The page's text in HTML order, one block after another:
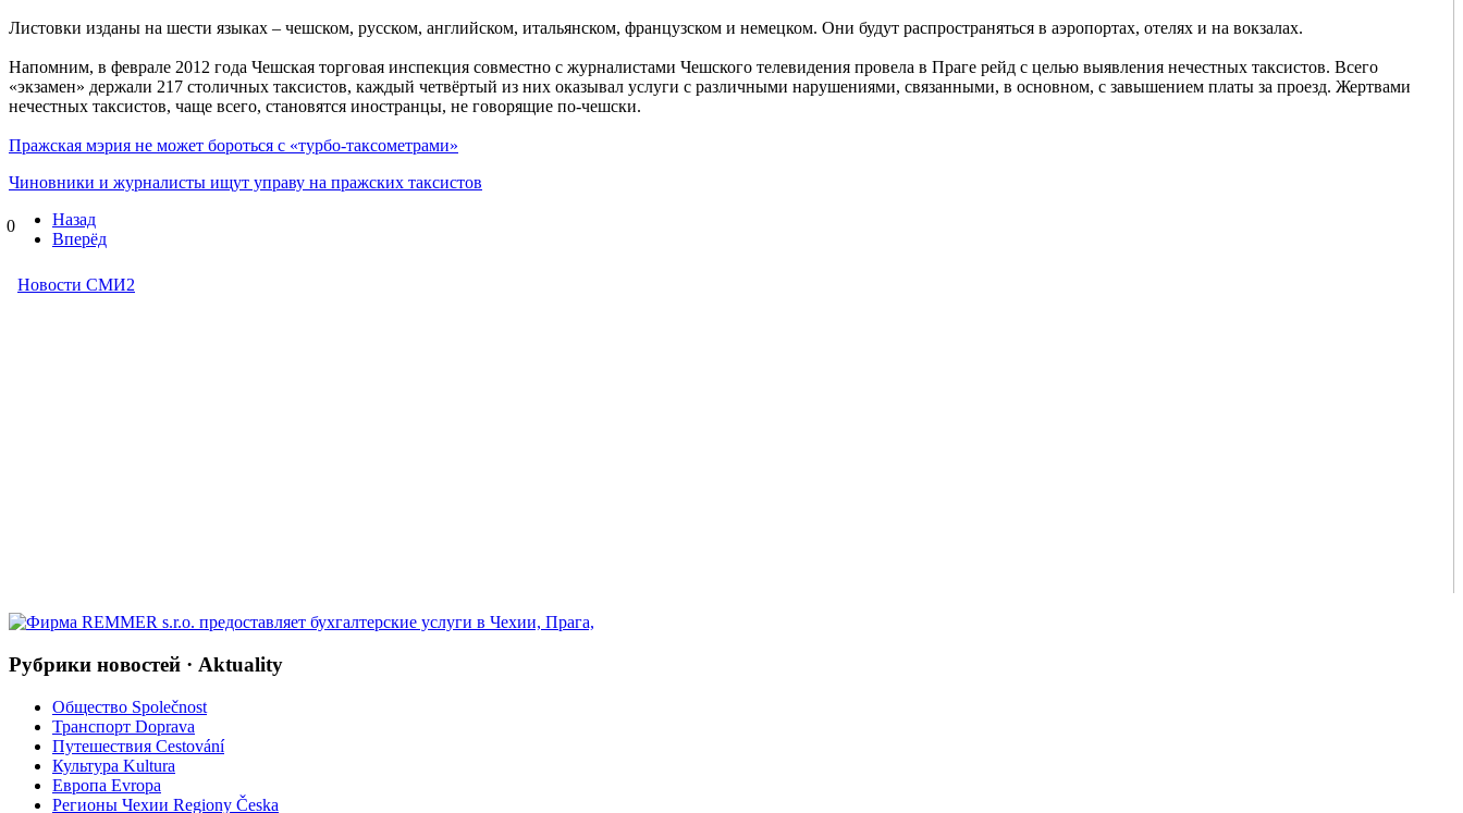
Листовки изданы на шести языках – чешском, русском, английском, итальянском, французском и немецком. Они будут распространяться в аэропортах, отелях и на вокзалах.
Напомним, в феврале 2012 года Чешская торговая инспекция совместно с журналистами Чешского телевидения провела в Праге рейд с целью выявления нечестных таксистов. Всего
«экзамен» держали 217 столичных таксистов, каждый четвёртый из них оказывал услуги с различными нарушениями, связанными, в основном, с завышением платы за проезд. Жертвами
нечестных таксистов, чаще всего, становятся иностранцы, не говорящие по-чешски.
Пражская мэрия не может бороться с «турбо-таксометрами»
Чиновники и журналисты ищут управу на пражских таксистов
0
Назад
Вперёд
Рубрики новостей · Aktuality
Общество Společnost
Транспорт Doprava
Путешествия Cestování
Культура Kultura
Европа Evropa
Регионы Чехии Regiony Česka